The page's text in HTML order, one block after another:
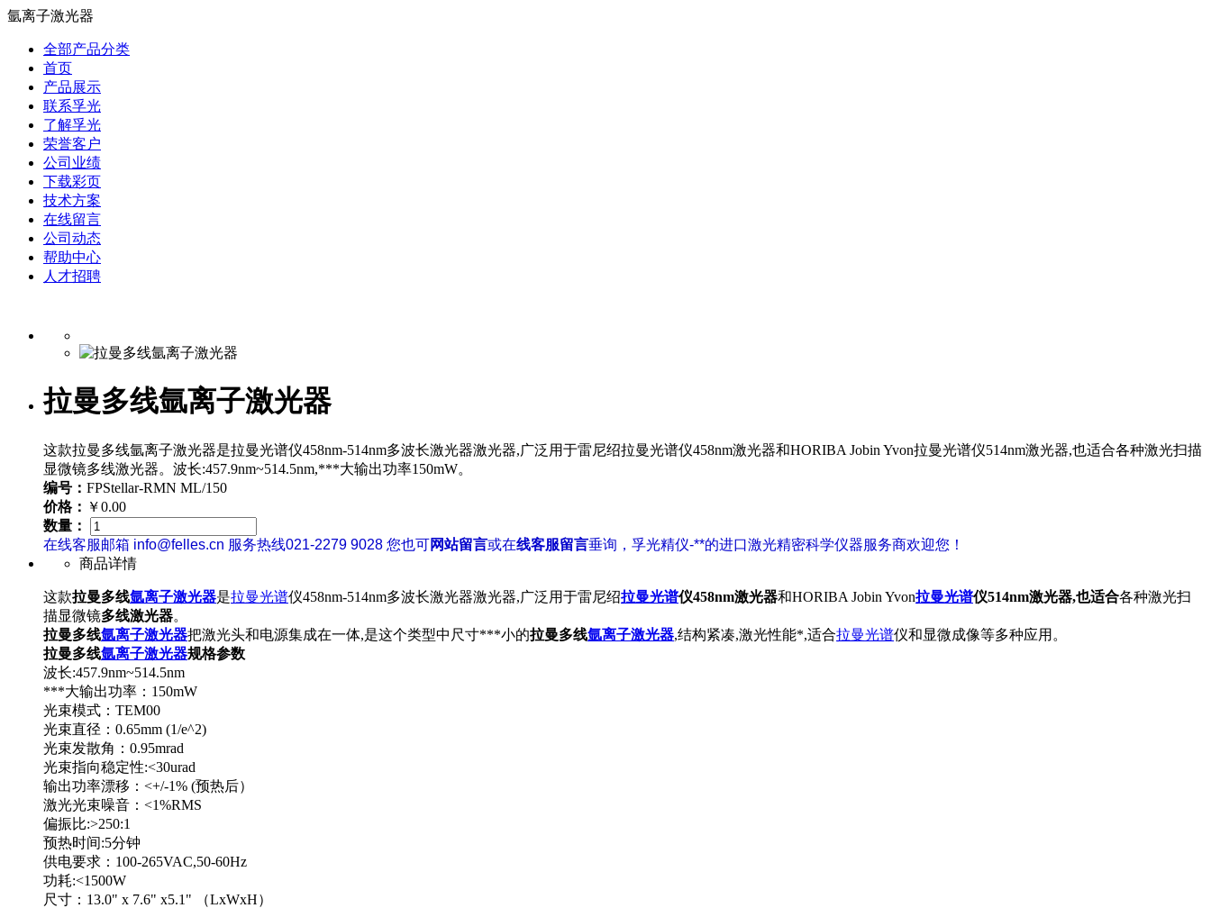
氩离子激光器
全部产品分类
首页
产品展示
联系孚光
了解孚光
荣誉客户
公司业绩
下载彩页
技术方案
在线留言
公司动态
帮助中心
人才招聘
拉曼多线氩离子激光器
这款拉曼多线氩离子激光器是拉曼光谱仪458nm-514nm多波长激光器激光器,广泛用于雷尼绍拉曼光谱仪458nm激光器和HORIBA Jobin Yvon拉曼光谱仪514nm激光器,也适合各种激光扫描
显微镜多线激光器。波长:457.9nm~514.5nm,***大输出功率150mW。
编号： FPStellar-RMN ML/150
价格： ￥0.00
数量：
在线客服邮箱 info@felles.cn 服务热线021-2279 9028 您也可网站留言或在线客服留言垂询，孚光精仪-**的进口激光精密科学仪器服务商欢迎您！
商品详情
这款拉曼多线氩离子激光器是拉曼光谱仪458nm-514nm多波长激光器激光器,广泛用于雷尼绍拉曼光谱仪458nm激光器和HORIBA Jobin Yvon拉曼光谱仪514nm激光器,也适合各种激光扫
描显微镜多线激光器。
拉曼多线氩离子激光器把激光头和电源集成在一体,是这个类型中尺寸***小的拉曼多线氩离子激光器,结构紧凑,激光性能*,适合拉曼光谱仪和显微成像等多种应用。
拉曼多线氩离子激光器规格参数
波长:457.9nm~514.5nm
***大输出功率：150mW
光束模式：TEM00
光束直径：0.65mm (1/e^2)
光束发散角：0.95mrad
光束指向稳定性:<30urad
输出功率漂移：<+/-1% (预热后）
激光光束噪音：<1%RMS
偏振比:>250:1
预热时间:5分钟
供电要求：100-265VAC,50-60Hz
功耗:<1500W
尺寸：13.0" x 7.6" x5.1" （LxWxH）